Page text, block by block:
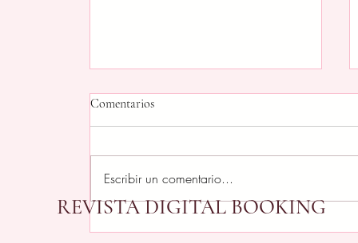
Comentarios
Escribir un comentario...
REVISTA DIGITAL BOOKING